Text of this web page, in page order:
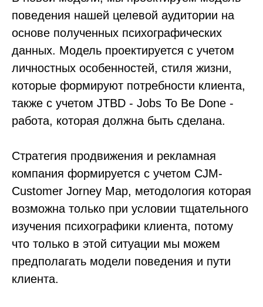
поведения нашей целевой аудитории на
основе полученных психографических
данных. Модель проектируется с учетом
личностных особенностей, стиля жизни,
которые формируют потребности клиента,
также с учетом JTBD - Jobs To Be Done -
работа, которая должна быть сделана.
Стратегия продвижения и рекламная
компания формируется с учетом CJM-
Customer Jorney Map, методология которая
возможна только при условии тщательного
изучения психографики клиента, потому
что только в этой ситуации мы можем
предполагать модели поведения и пути
клиента.